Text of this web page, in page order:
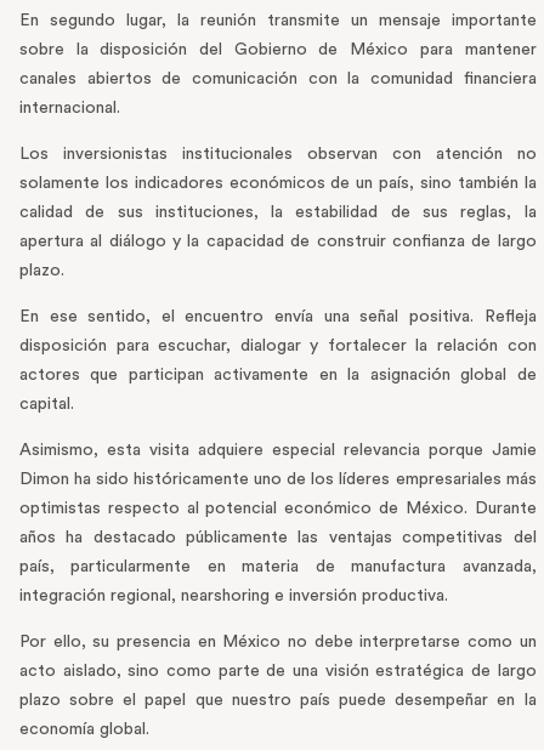
En segundo lugar, la reunión transmite un mensaje importante
sobre la disposición del Gobierno de México para mantener
canales abiertos de comunicación con la comunidad financiera
internacional.
Los inversionistas institucionales observan con atención no
solamente los indicadores económicos de un país, sino también la
calidad de sus instituciones, la estabilidad de sus reglas, la
apertura al diálogo y la capacidad de construir confianza de largo
plazo.
En ese sentido, el encuentro envía una señal positiva. Refleja
disposición para escuchar, dialogar y fortalecer la relación con
actores que participan activamente en la asignación global de
capital.
Asimismo, esta visita adquiere especial relevancia porque Jamie
Dimon ha sido históricamente uno de los líderes empresariales más
optimistas respecto al potencial económico de México. Durante
años ha destacado públicamente las ventajas competitivas del
país, particularmente en materia de manufactura avanzada,
integración regional, nearshoring e inversión productiva.
Por ello, su presencia en México no debe interpretarse como un
acto aislado, sino como parte de una visión estratégica de largo
plazo sobre el papel que nuestro país puede desempeñar en la
economía global.